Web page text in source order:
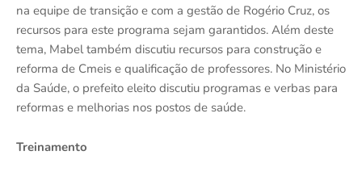
na equipe de transição e com a gestão de Rogério Cruz, os
recursos para este programa sejam garantidos. Além deste
tema, Mabel também discutiu recursos para construção e
reforma de Cmeis e qualificação de professores. No Ministério
da Saúde, o prefeito eleito discutiu programas e verbas para
reformas e melhorias nos postos de saúde.
Treinamento